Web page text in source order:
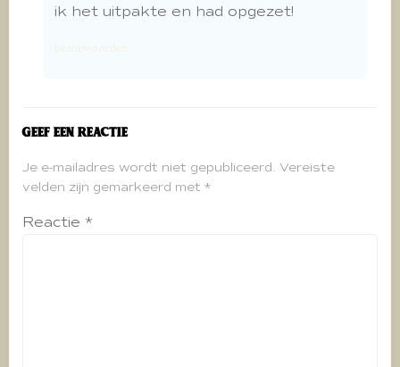
ik het uitpakte en had opgezet!
beantwoorden
Geef een reactie
Je e-mailadres wordt niet gepubliceerd. Vereiste
velden zijn gemarkeerd met *
Reactie *